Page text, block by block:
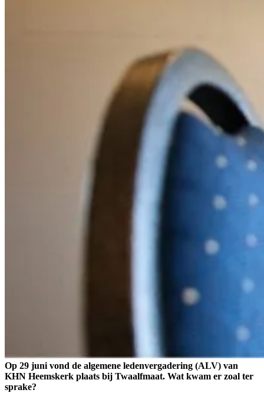
Op 29 juni vond de algemene ledenvergadering (ALV) van
KHN Heemskerk plaats bij Twaalfmaat. Wat kwam er zoal ter
sprake?